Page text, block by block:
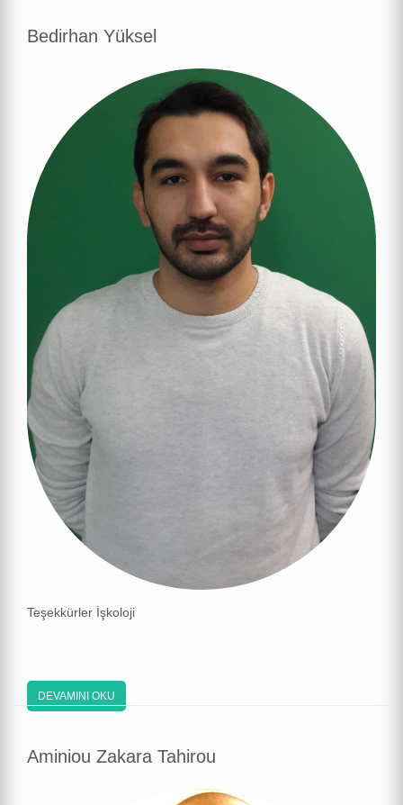
Bedirhan Yüksel
Teşekkürler İşkoloji
DEVAMINI OKU
Aminiou Zakara Tahirou